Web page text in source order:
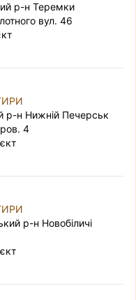
р-н Теремки
вул. 46
р-н Нижній Печерськ
4
р-н Новобіличі